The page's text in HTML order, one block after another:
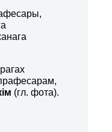
(гл. фота).